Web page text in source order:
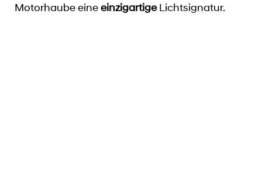
Motorhaube eineeinzigartigeLichtsignatur.